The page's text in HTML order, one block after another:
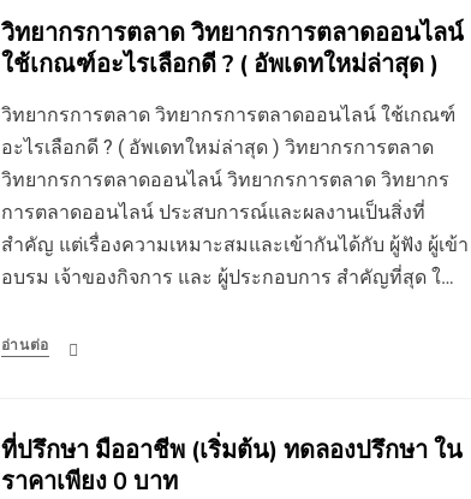
วิทยากรการตลาด วิทยากรการตลาดออนไลน์
ใช้เกณฑ์อะไรเลือกดี ? ( อัพเดทใหม่ล่าสุด )
วิทยากรการตลาด วิทยากรการตลาดออนไลน์ ใช้เกณฑ์
อะไรเลือกดี ? ( อัพเดทใหม่ล่าสุด ) วิทยากรการตลาด
วิทยากรการตลาดออนไลน์ วิทยากรการตลาด วิทยากร
การตลาดออนไลน์ ประสบการณ์และผลงานเป็นสิ่งที่
สำคัญ แต่เรื่องความเหมาะสมและเข้ากันได้กับ ผู้ฟัง ผู้เข้า
อบรม เจ้าของกิจการ และ ผู้ประกอบการ สำคัญที่สุด ใ…
อ่านต่อ
ที่ปรึกษา มืออาชีพ (เริ่มต้น) ทดลองปรึกษา ใน
ราคาเพียง 0 บาท